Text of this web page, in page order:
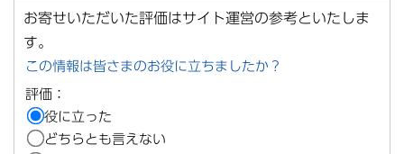
お寄せいただいた評価はサイト運営の参考といたしま
す。
この情報は皆さまのお役に立ちましたか？
評価：
役に立った
どちらとも言えない